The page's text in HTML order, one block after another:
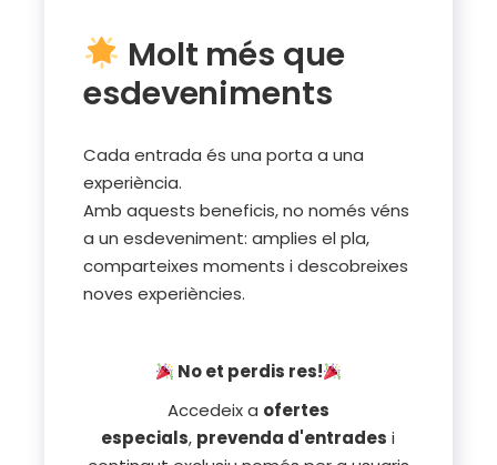
Molt més que
esdeveniments
Cada entrada és una porta a una
experiència.
Amb aquests beneficis, no només véns
a un esdeveniment: amplies el pla,
comparteixes moments i descobreixes
noves experiències.
No et perdis res!
Accedeix a ofertes
especials, prevenda d'entrades i